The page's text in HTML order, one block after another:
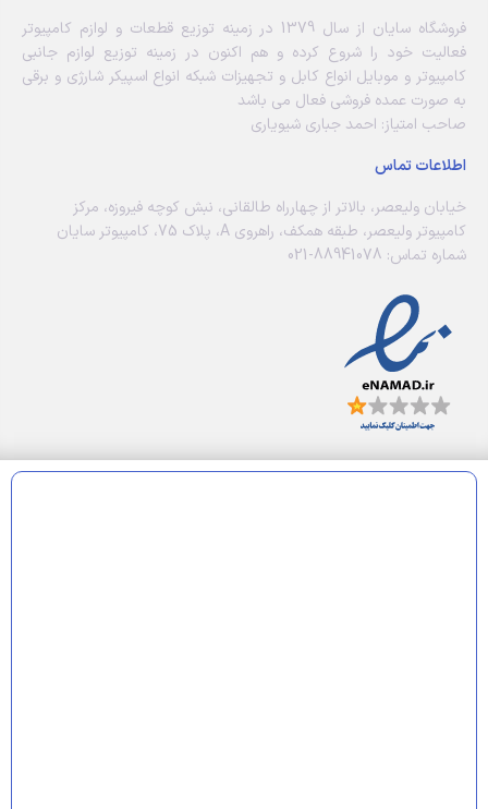
فروشگاه سایان از سال 1379 در زمینه توزیع قطعات و لوازم کامپیوتر
فعالیت خود را شروع کرده و هم اکنون در زمینه توزیع لوازم جانبی
کامپیوتر و موبایل انواع کابل و تجهیزات شبکه انواع اسپیکر شارژی و برقی
به صورت عمده فروشی فعال می باشد
صاحب امتیاز: احمد جباری شیویاری
اطلاعات تماس
خیابان ولیعصر، بالاتر از چهارراه طالقانی، نبش کوچه فیروزه، مرکز
کامپیوتر ولیعصر، طبقه همکف، راهروی A، پلاک 75، کامپیوتر سایان
شماره تماس: 88941078-021